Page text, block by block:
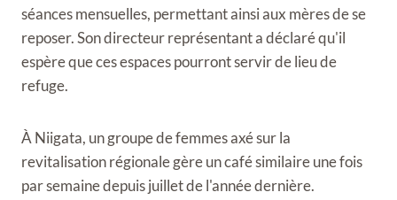
séances mensuelles, permettant ainsi aux mères de se
reposer. Son directeur représentant a déclaré qu'il
espère que ces espaces pourront servir de lieu de
refuge.
À Niigata, un groupe de femmes axé sur la
revitalisation régionale gère un café similaire une fois
par semaine depuis juillet de l'année dernière.